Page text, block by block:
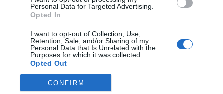
Personal Data for Targeted Advertising.
Opted In
I want to opt-out of Collection, Use,
Retention, Sale, and/or Sharing of my
Personal Data that Is Unrelated with the
Purposes for which it was collected.
Opted Out
CONFIRM